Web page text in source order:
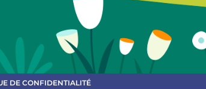
DE CONFIDENTIALITÉ